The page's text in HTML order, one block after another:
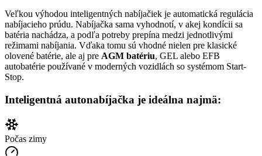
Veľkou výhodou inteligentných nabíjačiek je automatická regulácia
nabíjacieho prúdu. Nabíjačka sama vyhodnotí, v akej kondícii sa
batéria nachádza, a podľa potreby prepína medzi jednotlivými
režimami nabíjania. Vďaka tomu sú vhodné nielen pre klasické
olovené batérie, ale aj pre AGM batériu, GEL alebo EFB
autobatérie používané v moderných vozidlách so systémom Start-
Stop.
Inteligentná autonabíjačka je ideálna najmä:
Počas zimy